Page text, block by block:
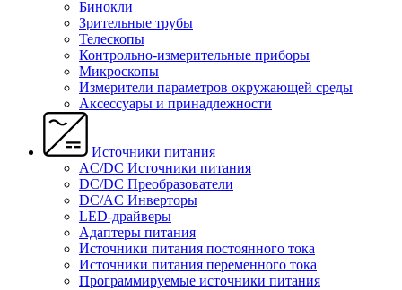
Бинокли
Зрительные трубы
Телескопы
Контрольно-измерительные приборы
Микроскопы
Измерители параметров окружающей среды
Аксессуары и принадлежности
Источники питания
AC/DC Источники питания
DC/DC Преобразователи
DC/AC Инверторы
LED-драйверы
Адаптеры питания
Источники питания постоянного тока
Источники питания переменного тока
Программируемые источники питания